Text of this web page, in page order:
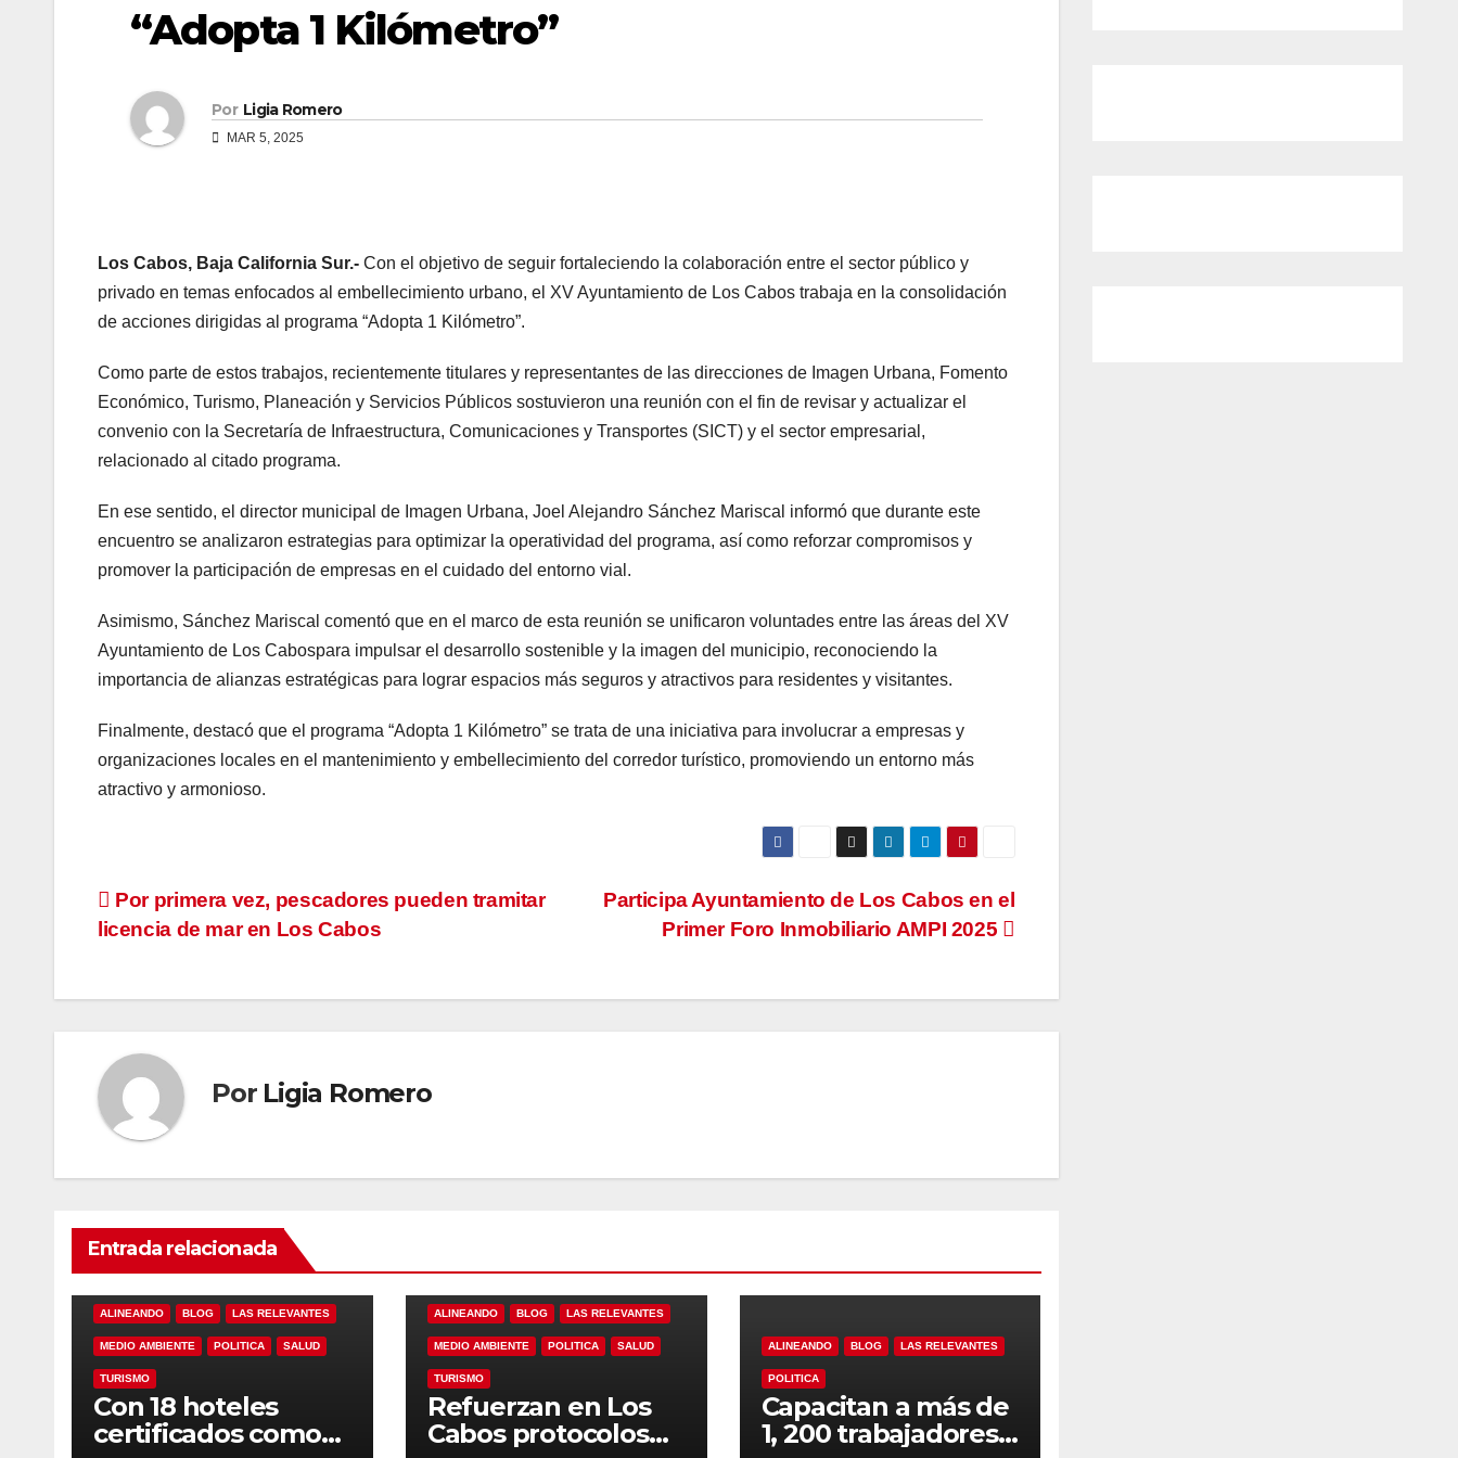
“Adopta 1 Kilómetro”
Por Ligia Romero
MAR 5, 2025
Los Cabos, Baja California Sur.- Con el objetivo de seguir fortaleciendo la colaboración entre el sector público y
privado en temas enfocados al embellecimiento urbano, el XV Ayuntamiento de Los Cabos trabaja en la consolidación
de acciones dirigidas al programa “Adopta 1 Kilómetro”.
Como parte de estos trabajos, recientemente titulares y representantes de las direcciones de Imagen Urbana, Fomento
Económico, Turismo, Planeación y Servicios Públicos sostuvieron una reunión con el fin de revisar y actualizar el
convenio con la Secretaría de Infraestructura, Comunicaciones y Transportes (SICT) y el sector empresarial,
relacionado al citado programa.
En ese sentido, el director municipal de Imagen Urbana, Joel Alejandro Sánchez Mariscal informó que durante este
encuentro se analizaron estrategias para optimizar la operatividad del programa, así como reforzar compromisos y
promover la participación de empresas en el cuidado del entorno vial.
Asimismo, Sánchez Mariscal comentó que en el marco de esta reunión se unificaron voluntades entre las áreas del XV
Ayuntamiento de Los Cabospara impulsar el desarrollo sostenible y la imagen del municipio, reconociendo la
importancia de alianzas estratégicas para lograr espacios más seguros y atractivos para residentes y visitantes.
Finalmente, destacó que el programa “Adopta 1 Kilómetro” se trata de una iniciativa para involucrar a empresas y
organizaciones locales en el mantenimiento y embellecimiento del corredor turístico, promoviendo un entorno más
atractivo y armonioso.
Navegación
entradas
Participa Ayuntamiento de Los Cabos en el
Primer Foro Inmobiliario AMPI 2025
Por primera vez, pescadores pueden tramitar
licencia de mar en Los Cabos
Por Ligia Romero
Entrada relacionada
ALINEANDO BLOG LAS RELEVANTES
MEDIO AMBIENTE POLITICA SALUD
TURISMO
Con 18 hoteles
certificados como
ALINEANDO BLOG LAS RELEVANTES
MEDIO AMBIENTE POLITICA SALUD
TURISMO
Refuerzan en Los
Cabos protocolos
ALINEANDO BLOG LAS RELEVANTES
POLITICA
Capacitan a más de
1, 200 trabajadores